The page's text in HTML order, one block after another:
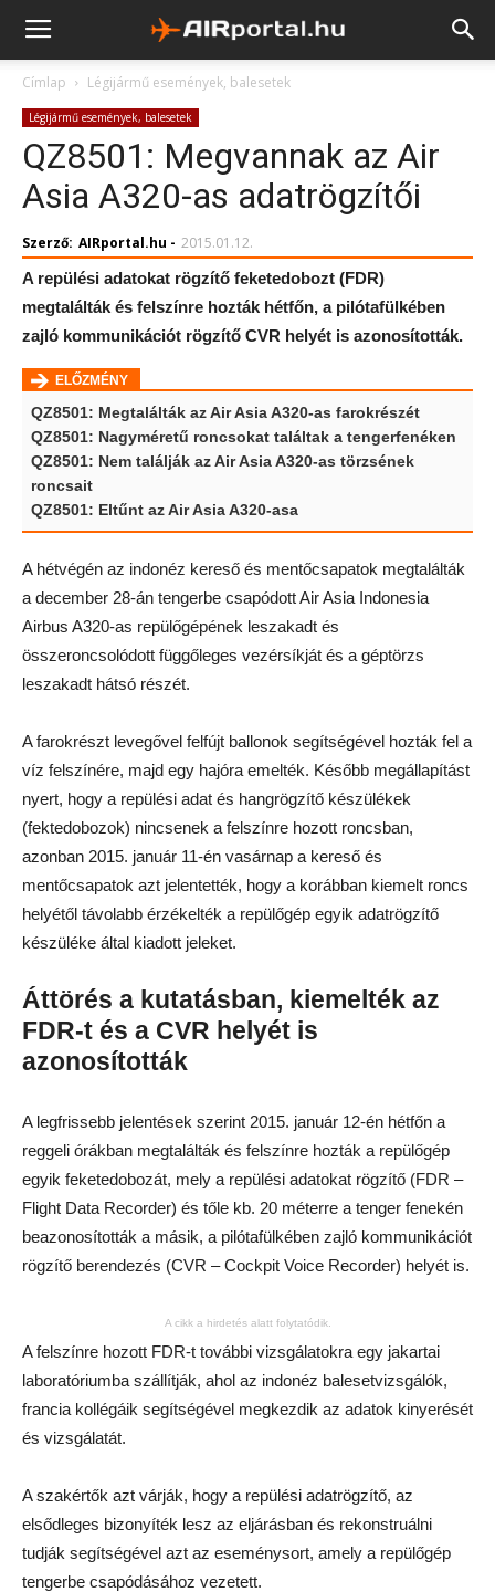
Címlap Légijármű események, balesetek
Légijármű események, balesetek
QZ8501: Megvannak az Air
Asia A320-as adatrögzítői
Szerző: AIRportal.hu - 2015.01.12.
A repülési adatokat rögzítő feketedobozt (FDR)
megtalálták és felszínre hozták hétfőn, a pilótafülkében
zajló kommunikációt rögzítő CVR helyét is azonosították.
ELŐZMÉNY
QZ8501: Megtalálták az Air Asia A320-as farokrészét
QZ8501: Nagyméretű roncsokat találtak a tengerfenéken
QZ8501: Nem találják az Air Asia A320-as törzsének
roncsait
QZ8501: Eltűnt az Air Asia A320-asa
A hétvégén az indonéz kereső és mentőcsapatok megtalálták
a december 28-án tengerbe csapódott Air Asia Indonesia
Airbus A320-as repülőgépének leszakadt és
összeroncsolódott függőleges vezérsíkját és a géptörzs
leszakadt hátsó részét.
A farokrészt levegővel felfújt ballonok segítségével hozták fel a
víz felszínére, majd egy hajóra emelték. Később megállapítást
nyert, hogy a repülési adat és hangrögzítő készülékek
(fektedobozok) nincsenek a felszínre hozott roncsban,
azonban 2015. január 11-én vasárnap a kereső és
mentőcsapatok azt jelentették, hogy a korábban kiemelt roncs
helyétől távolabb érzékelték a repülőgép egyik adatrögzítő
készüléke által kiadott jeleket.
Áttörés a kutatásban, kiemelték az
FDR-t és a CVR helyét is
azonosították
A legfrissebb jelentések szerint 2015. január 12-én hétfőn a
reggeli órákban megtalálták és felszínre hozták a repülőgép
egyik feketedobozát, mely a repülési adatokat rögzítő (FDR –
Flight Data Recorder) és tőle kb. 20 méterre a tenger fenekén
beazonosították a másik, a pilótafülkében zajló kommunikációt
rögzítő berendezés (CVR – Cockpit Voice Recorder) helyét is.
A cikk a hirdetés alatt folytatódik.
A felszínre hozott FDR-t további vizsgálatokra egy jakartai
laboratóriumba szállítják, ahol az indonéz balesetvizsgálók,
francia kollégáik segítségével megkezdik az adatok kinyerését
és vizsgálatát.
A szakértők azt várják, hogy a repülési adatrögzítő, az
elsődleges bizonyíték lesz az eljárásban és rekonstruálni
tudják segítségével azt az eseménysort, amely a repülőgép
tengerbe csapódásához vezetett.